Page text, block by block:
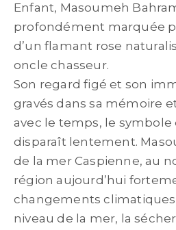
Enfant, Masoumeh
profondément marquée
d’un flamant rose
oncle chasseur.
Son regard figé et son
gravés dans sa mémoire
avec le temps, le symbole
disparaît lentement.
de la mer Caspienne, au
région aujourd’hui
changements
niveau de la mer, la